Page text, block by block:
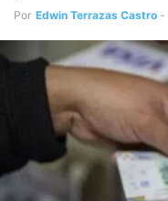
Por Edwin Terrazas Castro -